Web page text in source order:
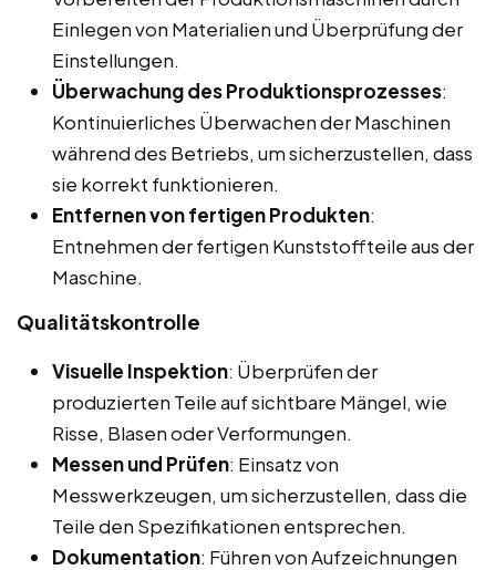
Einlegen von Materialien und Überprüfung der
Einstellungen.
Überwachung des Produktionsprozesses:
Kontinuierliches Überwachen der Maschinen
während des Betriebs, um sicherzustellen, dass
sie korrekt funktionieren.
Entfernen von fertigen Produkten:
Entnehmen der fertigen Kunststoffteile aus der
Maschine.
Qualitätskontrolle
Visuelle Inspektion: Überprüfen der
produzierten Teile auf sichtbare Mängel, wie
Risse, Blasen oder Verformungen.
Messen und Prüfen: Einsatz von
Messwerkzeugen, um sicherzustellen, dass die
Teile den Spezifikationen entsprechen.
Dokumentation: Führen von Aufzeichnungen